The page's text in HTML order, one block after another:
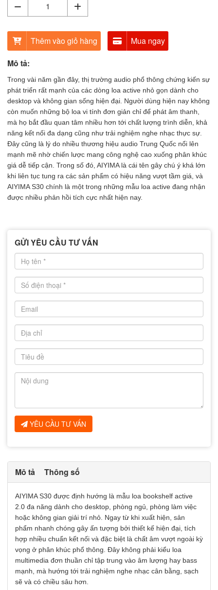
Thêm vào giỏ hàng
Mua ngay
Mô tả:
Trong vài năm gần đây, thị trường audio phổ thông chứng kiến sự
phát triển rất mạnh của các dòng loa active nhỏ gọn dành cho
desktop và không gian sống hiện đại. Người dùng hiện nay không
còn muốn những bộ loa vi tính đơn giản chỉ để phát âm thanh,
mà họ bắt đầu quan tâm nhiều hơn tới chất lượng trình diễn, khả
năng kết nối đa dạng cũng như trải nghiệm nghe nhạc thực sự.
Đây cũng là lý do nhiều thương hiệu audio Trung Quốc nổi lên
mạnh mẽ nhờ chiến lược mang công nghệ cao xuống phân khúc
giá dễ tiếp cận. Trong số đó, AIYIMA là cái tên gây chú ý khá lớn
khi liên tục tung ra các sản phẩm có hiệu năng vượt tầm giá, và
AIYIMA S30 chính là một trong những mẫu loa active đang nhận
được nhiều phản hồi tích cực nhất hiện nay.
GỬI YÊU CẦU TƯ VẤN
YÊU CẦU TƯ VẤN
Mô tả Thông số
AIYIMA S30 được định hướng là mẫu loa bookshelf active
2.0 đa năng dành cho desktop, phòng ngủ, phòng làm việc
hoặc không gian giải trí nhỏ. Ngay từ khi xuất hiện, sản
phẩm nhanh chóng gây ấn tượng bởi thiết kế hiện đại, tích
hợp nhiều chuẩn kết nối và đặc biệt là chất âm vượt ngoài kỳ
vọng ở phân khúc phổ thông. Đây không phải kiểu loa
multimedia đơn thuần chỉ tập trung vào âm lượng hay bass
mạnh, mà hướng tới trải nghiệm nghe nhạc cân bằng, sạch
sẽ và có chiều sâu hơn.